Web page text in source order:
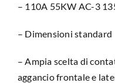
– 110A 55KW AC-3
– Dimensioni standard
– Ampia scelta di
aggancio frontale e